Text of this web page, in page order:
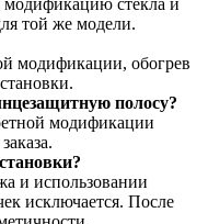
модификацию стекла и
той же модели.
модификации, обогрев
полосу?
модификации
и использовании
исключается. После